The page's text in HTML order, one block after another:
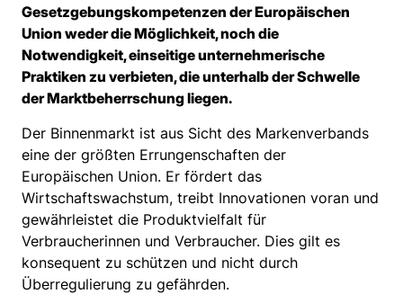
Gesetzgebungskompetenzen der Europäischen
Union weder die Möglichkeit, noch die
Notwendigkeit, einseitige unternehmerische
Praktiken zu verbieten, die unterhalb der Schwelle
der Marktbeherrschung liegen.
Der Binnenmarkt ist aus Sicht des Markenverbands
eine der größten Errungenschaften der
Europäischen Union. Er fördert das
Wirtschaftswachstum, treibt Innovationen voran und
gewährleistet die Produktvielfalt für
Verbraucherinnen und Verbraucher. Dies gilt es
konsequent zu schützen und nicht durch
Überregulierung zu gefährden.